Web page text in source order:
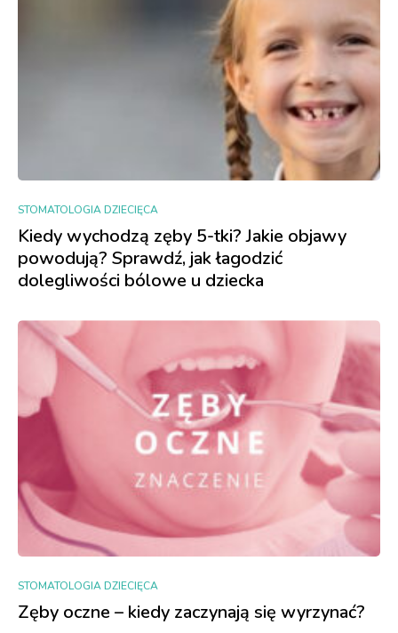
STOMATOLOGIA DZIECIĘCA
Kiedy wychodzą zęby 5-tki? Jakie objawy
powodują? Sprawdź, jak łagodzić
dolegliwości bólowe u dziecka
STOMATOLOGIA DZIECIĘCA
Zęby oczne – kiedy zaczynają się wyrzynać?